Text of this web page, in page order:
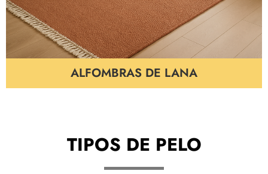
ALFOMBRAS DE LANA
TIPOS DE PELO